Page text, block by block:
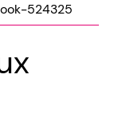
524325